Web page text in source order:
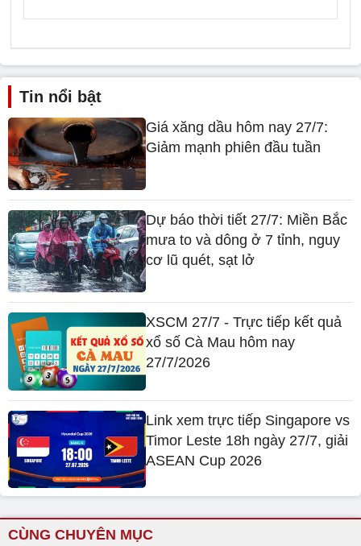
Tin nổi bật
Giá xăng dầu hôm nay 27/7:
Giảm mạnh phiên đầu tuần
Dự báo thời tiết 27/7: Miền Bắc
mưa to và dông ở 7 tỉnh, nguy
cơ lũ quét, sạt lở
XSCM 27/7 - Trực tiếp kết quả
xổ số Cà Mau hôm nay
27/7/2026
Link xem trực tiếp Singapore vs
Timor Leste 18h ngày 27/7, giải
ASEAN Cup 2026
CÙNG CHUYÊN MỤC